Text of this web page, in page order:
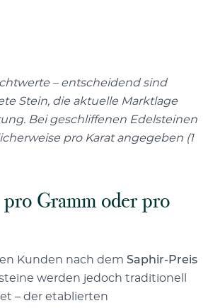
– entscheidend sind
Stein, die aktuelle Marktlage
Bei geschliffenen Edelsteinen
pro Karat angegeben (1
Gramm oder pro
Kunden nach dem Saphir-Preis
werden jedoch traditionell
– der etablierten